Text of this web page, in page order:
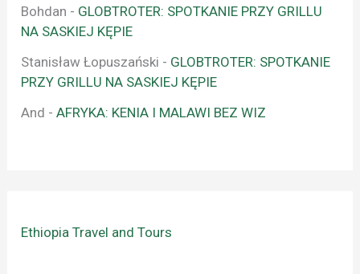
Bohdan - GLOBTROTER: SPOTKANIE PRZY GRILLU
NA SASKIEJ KĘPIE
Stanisław Łopuszański - GLOBTROTER: SPOTKANIE
PRZY GRILLU NA SASKIEJ KĘPIE
And -AFRYKA: KENIA I MALAWI BEZ WIZ
Ethiopia Travel and Tours